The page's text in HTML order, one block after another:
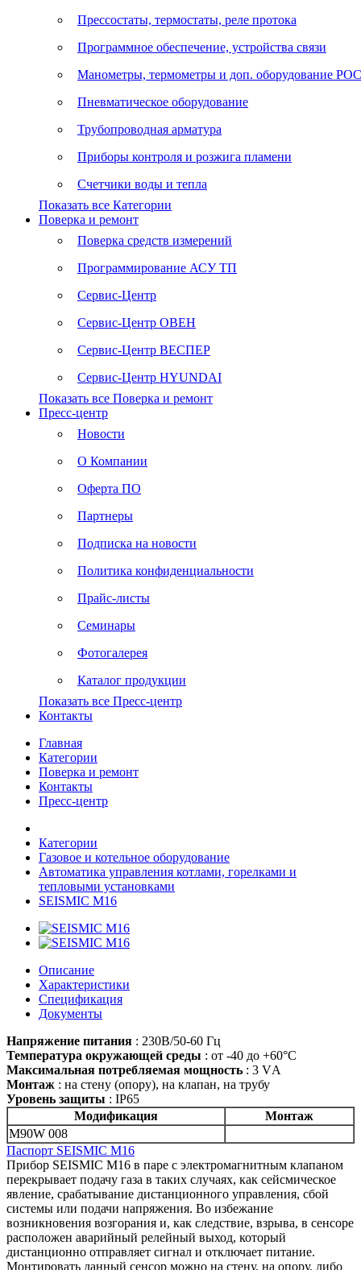
Прессостаты, термостаты, реле протока
Программное обеспечение, устройства связи
Манометры, термометры и доп. оборудование
Пневматическое оборудование
Трубопроводная арматура
Приборы контроля и розжига пламени
Счетчики воды и тепла
Показать все Категории
Поверка и ремонт
Поверка средств измерений
Программирование АСУ ТП
Сервис-Центр
Сервис-Центр ОВЕН
Сервис-Центр ВЕСПЕР
Сервис-Центр HYUNDAI
Показать все Поверка и ремонт
Пресс-центр
Новости
О Компании
Оферта ПО
Партнеры
Подписка на новости
Политика конфиденциальности
Прайс-листы
Семинары
Фотогалерея
Каталог продукции
Показать все Пресс-центр
Контакты
Главная
Категории
Поверка и ремонт
Контакты
Пресс-центр
Категории
Газовое и котельное оборудование
Автоматика управления котлами, горелками и
тепловыми установками
SEISMIC M16
Описание
Характеристики
Спецификация
Документы
Напряжение питания : 230В/50-60 Гц
Температура окружающей среды : от -40 до +60°С
Максимальная потребляемая мощность : 3 VА
Монтаж : на стену (опору), на клапан, на трубу
Уровень защиты : IP65
Модификация
Монтаж
M90W 008
Паспорт SEISMIC M16
Прибор SEISMIC M16 в паре с электромагнитным клапаном
перекрывает подачу газа в таких случаях, как сейсмическое
явление, срабатывание дистанционного управления, сбой
системы или подачи напряжения. Во избежание
возникновения возгорания и, как следствие, взрыва, в сенсоре
расположен аварийный релейный выход, который
дистанционно отправляет сигнал и отключает питание.
Монтировать данный сенсор можно на стену, на опору, либо